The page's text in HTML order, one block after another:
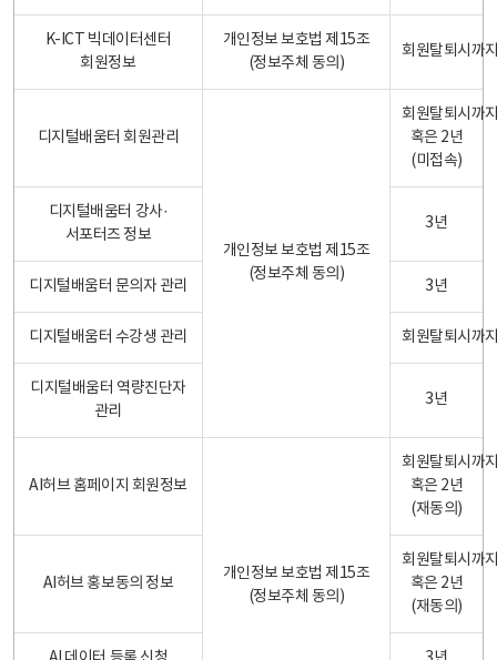
K-ICT 빅데이터센터
회원정보
개인정보 보호법 제15조
(정보주체 동의)
회원탈퇴시까
디지털배움터 회원관리
개인정보 보호법 제15조
(정보주체 동의)
회원탈퇴시까
혹은 2년
(미접속)
디지털배움터 강사·
서포터즈 정보
3년
디지털배움터 문의자 관리 3년
디지털배움터 수강생 관리 회원탈퇴시까
디지털배움터 역량진단자
관리
3년
AI허브 홈페이지 회원정보
개인정보 보호법 제15조
(정보주체 동의)
회원탈퇴시까
혹은 2년
(재동의)
AI허브 홍보동의 정보
회원탈퇴시까
혹은 2년
(재동의)